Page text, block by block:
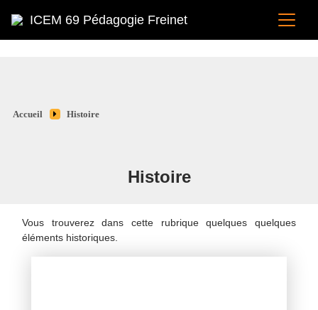
ICEM 69 Pédagogie Freinet
Accueil Histoire
Histoire
Vous trouverez dans cette rubrique quelques quelques
éléments historiques.